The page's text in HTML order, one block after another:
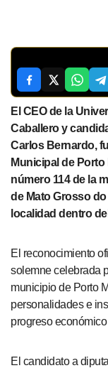
El CEO de la Universidad Interamericana de Pedro Juan
Caballero y
Carlos Bernardo,
Municipal de
número 114 de la
de Mato Grosso
localidad dentro
El reconocimiento
solemne celebrada
municipio de Porto
personalidades e
progreso
El candidato a